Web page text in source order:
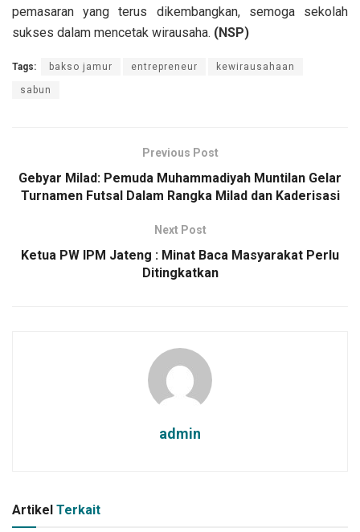
pemasaran yang terus dikembangkan, semoga sekolah
sukses dalam mencetak wirausaha. (NSP)
Tags: bakso jamur entrepreneur kewirausahaan
sabun
Previous Post
Gebyar Milad: Pemuda Muhammadiyah Muntilan Gelar
Turnamen Futsal Dalam Rangka Milad dan Kaderisasi
Next Post
Ketua PW IPM Jateng : Minat Baca Masyarakat Perlu
Ditingkatkan
admin
Artikel Terkait